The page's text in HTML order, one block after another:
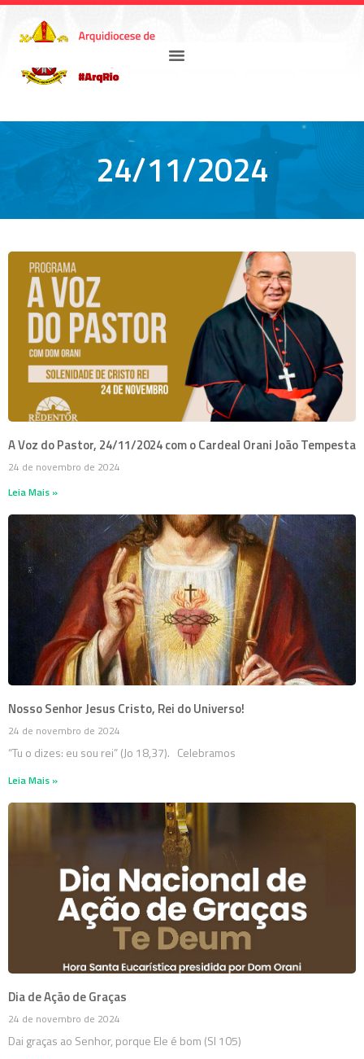
24/11/2024
A Voz do Pastor, 24/11/2024 com o Cardeal Orani João Tempesta
24 de novembro de 2024
Leia Mais »
Nosso Senhor Jesus Cristo, Rei do Universo!
24 de novembro de 2024
“Tu o dizes: eu sou rei” (Jo 18,37). Celebramos
Leia Mais »
Dia de Ação de Graças
24 de novembro de 2024
Dai graças ao Senhor, porque Ele é bom (Sl 105)